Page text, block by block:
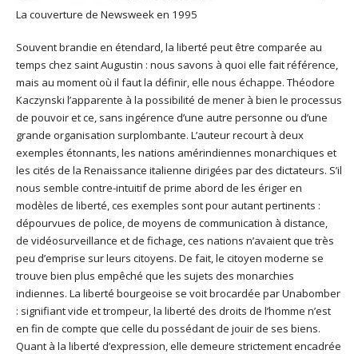
La couverture de Newsweek en 1995
Souvent brandie en étendard, la liberté peut être comparée au
temps chez saint Augustin : nous savons à quoi elle fait référence,
mais au moment où il faut la définir, elle nous échappe. Théodore
Kaczynski l’apparente à la possibilité de mener à bien le processus
de pouvoir et ce, sans ingérence d’une autre personne ou d’une
grande organisation surplombante. L’auteur recourt à deux
exemples étonnants, les nations amérindiennes monarchiques et
les cités de la Renaissance italienne dirigées par des dictateurs. S’il
nous semble contre-intuitif de prime abord de les ériger en
modèles de liberté, ces exemples sont pour autant pertinents :
dépourvues de police, de moyens de communication à distance,
de vidéosurveillance et de fichage, ces nations n’avaient que très
peu d’emprise sur leurs citoyens. De fait, le citoyen moderne se
trouve bien plus empêché que les sujets des monarchies
indiennes. La liberté bourgeoise se voit brocardée par Unabomber
: signifiant vide et trompeur, la liberté des droits de l’homme n’est
en fin de compte que celle du possédant de jouir de ses biens.
Quant à la liberté d’expression, elle demeure strictement encadrée